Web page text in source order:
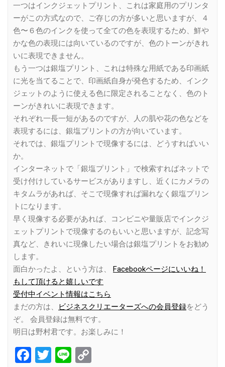
一つはインクジェットプリント、これは家庭用のプリンタ
ーがこの方式なので、ご存じの方が多いと思いますが、４
色〜６色のインクを使って全ての色を表現するため、鮮や
かな色の表現には向いているのですが、色のトーンがきれ
いに表現できません。
もう一つは銀塩プリント、これは特殊な用紙である印画紙
に光を当てることで、印画紙自身が発色するため、インク
ジェットのように使える色に限定されることなく、色のト
ーンがきれいに表現できます。
それぞれ一長一短があるのですが、人の肌や花の色などを
表現するには、銀塩プリントの方が向いています。
それでは、銀塩プリントで現像するには、どうすればいい
か。
インターネットで「銀塩プリント」で検索すればネットで
受け付けしているサービスがありますし、近くにカメラの
キタムラがあれば、そこで現像すれば漏れなく銀塩プリン
トになります。
早く現像する必要があれば、コンビニや量販店でインクジ
ェットプリントで現像するのもいいと思いますが、記念写
真など、きれいに現像したい場合は銀塩プリントをお勧め
します。
面白かったよ、という方は、 Facebookページにいいね！
もして頂けると嬉しいです
受付中イベント情報はこちら
まだの方は、
ビジネスクリエーターズへの会員登録をどう
ぞ。 会員登録は無料です。
明日は野村君です。お楽しみに！
Facebook
Twitter
Line